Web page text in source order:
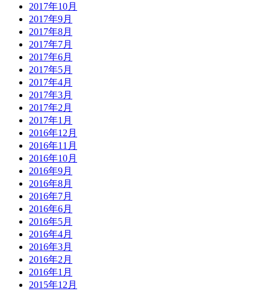
2017年10月
2017年9月
2017年8月
2017年7月
2017年6月
2017年5月
2017年4月
2017年3月
2017年2月
2017年1月
2016年12月
2016年11月
2016年10月
2016年9月
2016年8月
2016年7月
2016年6月
2016年5月
2016年4月
2016年3月
2016年2月
2016年1月
2015年12月